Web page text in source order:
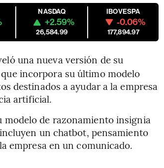
NASDAQ
+2.59%
26,584.99
IBOVESPA
-0.06%
177,894.97
una nueva versión de su
incorpora su último modelo
destinados a ayudar a la empresa
artificial.
modelo de razonamiento insignia
un chatbot, pensamiento
empresa en un comunicado.